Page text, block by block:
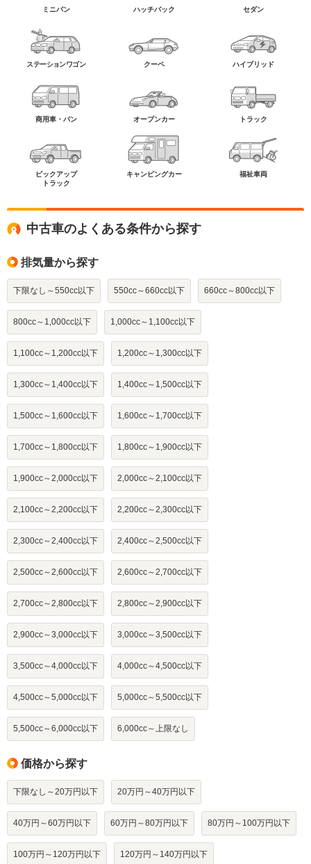
ミニバン ハッチバック セダン
ステーションワゴン クーペ ハイブリッド
商用車・バン オープンカー トラック
ピックアップ
トラック
キャンピングカー 福祉車両
中古車のよくある条件から探す
排気量から探す
下限なし～550cc以下 550cc～660cc以下 660cc～800cc以下
800cc～1,000cc以下 1,000cc～1,100cc以下
1,100cc～1,200cc以下 1,200cc～1,300cc以下
1,300cc～1,400cc以下 1,400cc～1,500cc以下
1,500cc～1,600cc以下 1,600cc～1,700cc以下
1,700cc～1,800cc以下 1,800cc～1,900cc以下
1,900cc～2,000cc以下 2,000cc～2,100cc以下
2,100cc～2,200cc以下 2,200cc～2,300cc以下
2,300cc～2,400cc以下 2,400cc～2,500cc以下
2,500cc～2,600cc以下 2,600cc～2,700cc以下
2,700cc～2,800cc以下 2,800cc～2,900cc以下
2,900cc～3,000cc以下 3,000cc～3,500cc以下
3,500cc～4,000cc以下 4,000cc～4,500cc以下
4,500cc～5,000cc以下 5,000cc～5,500cc以下
5,500cc～6,000cc以下 6,000cc～上限なし
価格から探す
下限なし～20万円以下 20万円～40万円以下
40万円～60万円以下 60万円～80万円以下 80万円～100万円以下
100万円～120万円以下 120万円～140万円以下